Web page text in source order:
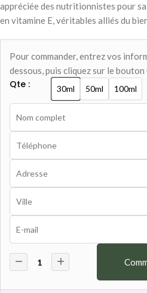
appréciée des nutritionnistes pour
en vitamine E, véritables alliés du
Pour commander, entrez vos
dessous, puis cliquez sur le
Qte : 30ml 50ml 100ml